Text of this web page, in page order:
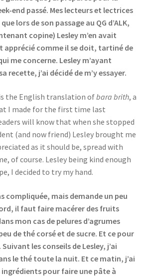
end passé. Mes lecteurs et lectrices
lors de son passage au QG d’ALK,
copine) Lesley m’en avait
apprécié comme il se doit, tartiné de
me concerne. Lesley m’ayant
recette, j’ai décidé de m’y essayer.
the English translation ofbara brith, a
I made for the first time last
will know that when she stopped
(and now friend) Lesley brought me
as it should be, spread with
of course. Lesley being kind enough
I decided to try my hand.
compliquée, mais demande un peu
il faut faire macérer des fruits
mon cas de pelures d’agrumes
de thé corsé et de sucre. Et ce pour
les conseils de Lesley, j’ai
le thé toute la nuit. Et ce matin, j’ai
pour faire une pâte à